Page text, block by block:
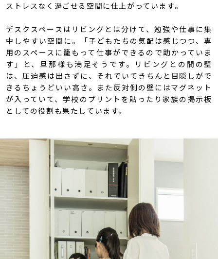
ストレスなく過ごせる空間に仕上がっています。
デスクスペースはリビングとは分けて、勉強や仕事に集
中しやすい空間に。「子どもたちの気配は感じつつ、専
用のスペースに籠もって仕事ができるので助かっていま
す」と、旦那様も満足そうです。リビングとの間の壁
は、圧迫感は出さずに、それでいてきちんと目隠しがで
きるちょうどいい高さ。また反対側の壁にはマグネット
が入っていて、学校のプリントを貼ったり家族の掲示板
としての役割も果たしています。